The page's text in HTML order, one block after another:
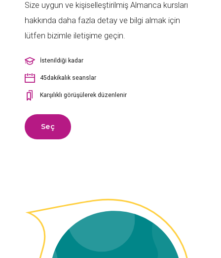
Size uygun ve kişiselleştirilmiş Almanca kursları
hakkında daha fazla detay ve bilgi almak için
lütfen bizimle iletişime geçin.
İstenildiği kadar
45dakikalık seanslar
Karşılıklı görüşülerek düzenlenir
Seç